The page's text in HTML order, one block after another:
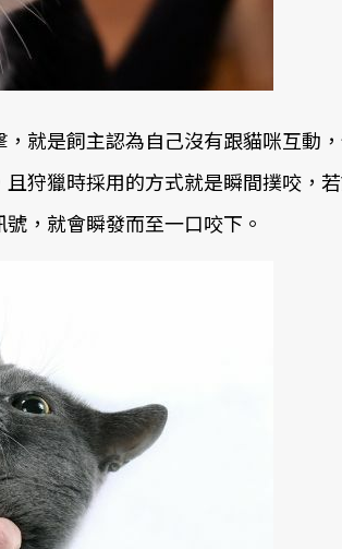
就是飼主認為自己沒有跟貓咪互
狩獵時採用的方式就是瞬間撲咬
，就會瞬發而至一口咬下。